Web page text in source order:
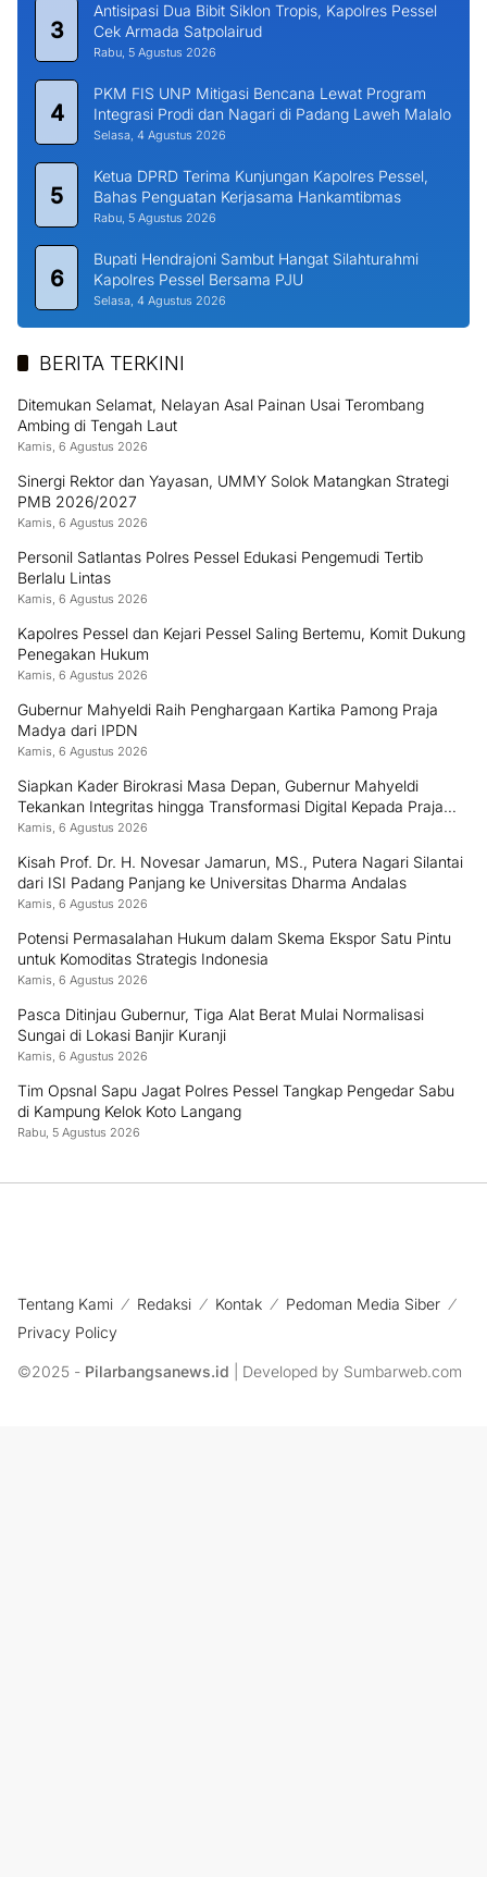
3
Antisipasi Dua Bibit Siklon Tropis, Kapolres Pessel
Cek Armada Satpolairud
Rabu, 5 Agustus 2026
4
PKM FIS UNP Mitigasi Bencana Lewat Program
Integrasi Prodi dan Nagari di Padang Laweh Malalo
Selasa, 4 Agustus 2026
5
Ketua DPRD Terima Kunjungan Kapolres Pessel,
Bahas Penguatan Kerjasama Hankamtibmas
Rabu, 5 Agustus 2026
6
Bupati Hendrajoni Sambut Hangat Silahturahmi
Kapolres Pessel Bersama PJU
Selasa, 4 Agustus 2026
BERITA TERKINI
Ditemukan Selamat, Nelayan Asal Painan Usai Terombang
Ambing di Tengah Laut
Kamis, 6 Agustus 2026
Sinergi Rektor dan Yayasan, UMMY Solok Matangkan Strategi
PMB 2026/2027
Kamis, 6 Agustus 2026
Personil Satlantas Polres Pessel Edukasi Pengemudi Tertib
Berlalu Lintas
Kamis, 6 Agustus 2026
Kapolres Pessel dan Kejari Pessel Saling Bertemu, Komit Dukung
Penegakan Hukum
Kamis, 6 Agustus 2026
Gubernur Mahyeldi Raih Penghargaan Kartika Pamong Praja
Madya dari IPDN
Kamis, 6 Agustus 2026
Siapkan Kader Birokrasi Masa Depan, Gubernur Mahyeldi
Tekankan Integritas hingga Transformasi Digital Kepada Praja
IPDN Asal Sumbar
Kamis, 6 Agustus 2026
Kisah Prof. Dr. H. Novesar Jamarun, MS., Putera Nagari Silantai
dari ISI Padang Panjang ke Universitas Dharma Andalas
Kamis, 6 Agustus 2026
Potensi Permasalahan Hukum dalam Skema Ekspor Satu Pintu
untuk Komoditas Strategis Indonesia
Kamis, 6 Agustus 2026
Pasca Ditinjau Gubernur, Tiga Alat Berat Mulai Normalisasi
Sungai di Lokasi Banjir Kuranji
Kamis, 6 Agustus 2026
Tim Opsnal Sapu Jagat Polres Pessel Tangkap Pengedar Sabu
di Kampung Kelok Koto Langang
Rabu, 5 Agustus 2026
Tentang Kami Redaksi Kontak
Pedoman Media Siber
Privacy Policy
©2025 - Pilarbangsanews.id | Developed by Sumbarweb.com